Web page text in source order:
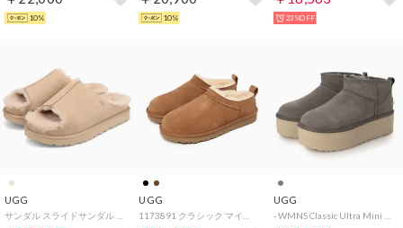
10% 10% 23%OFF
UGG UGG UGG